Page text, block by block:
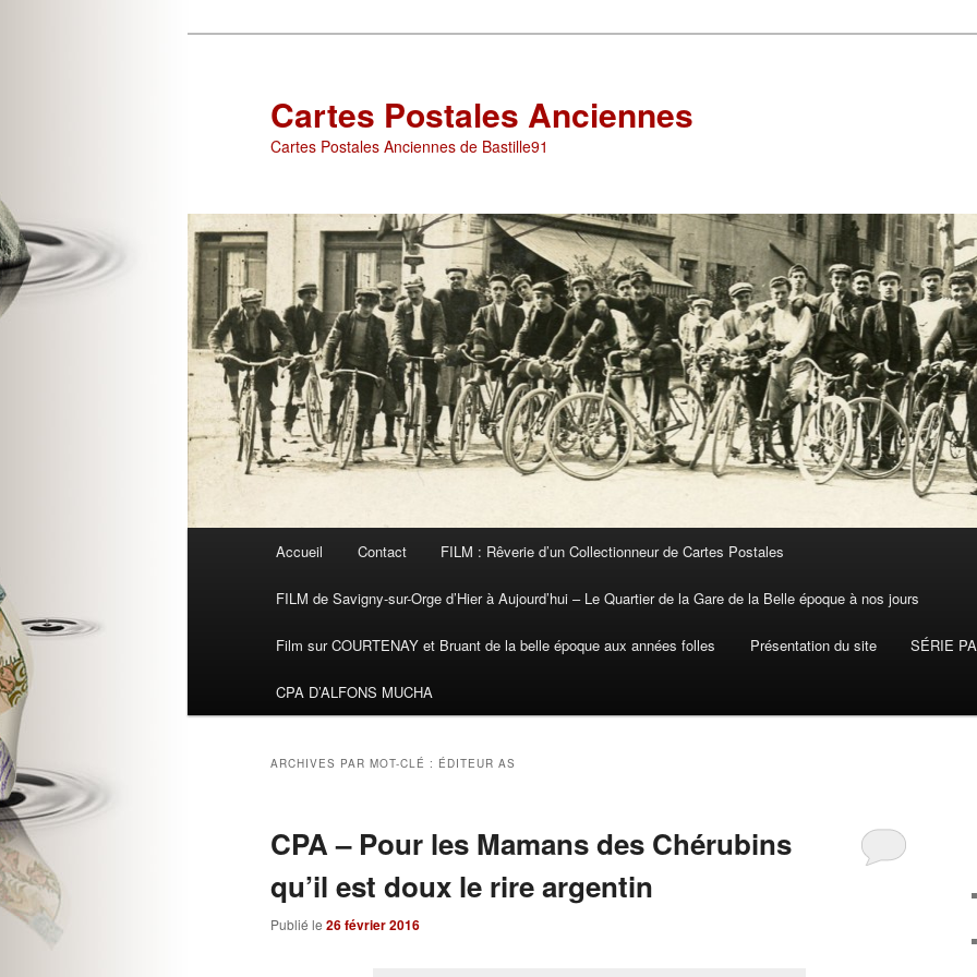
Cartes Postales Anciennes
Cartes Postales Anciennes de Bastille91
Accueil Contact FILM : Rêverie d’un Collectionneur de Cartes Postales
FILM de Savigny-sur-Orge d’Hier à Aujourd’hui – Le Quartier de la Gare de la Belle époque à nos jours
Film sur COURTENAY et Bruant de la belle époque aux années folles Présentation du site SÉRIE
CPA D’ALFONS MUCHA
ARCHIVES PAR MOT-CLÉ : ÉDITEUR AS
CPA – Pour les Mamans des Chérubins
qu’il est doux le rire argentin
Publié le 26 février 2016